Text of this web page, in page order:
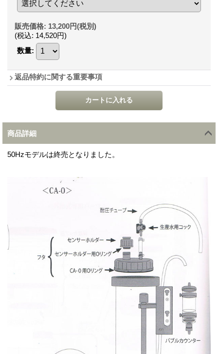
販売価格: 13,200円(税別)
(税込: 14,520円)
数量:
返品特約に関する重要事項
商品詳細
50Hzモデルは終売となりました。